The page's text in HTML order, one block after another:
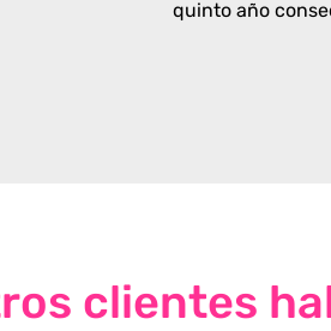
quinto año
clientes